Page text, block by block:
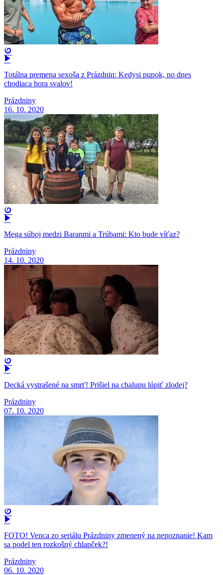
Totálna premena sexoša z Prázdnin: Kedysi pupok, no dnes
chodiaca hora svalov!
Prázdniny
16. 10. 2020
Mega súboj medzi Baranmi a Trúbami: Kto bude víťaz?
Prázdniny
14. 10. 2020
Decká vystrašené na smrť! Prišiel na chalupu lúpiť zlodej?
Prázdniny
07. 10. 2020
FOTO! Venca zo seriálu Prázdniny zmenený na nepoznanie! Kam
sa podel ten rozkošný chlapček?!
Prázdniny
06. 10. 2020